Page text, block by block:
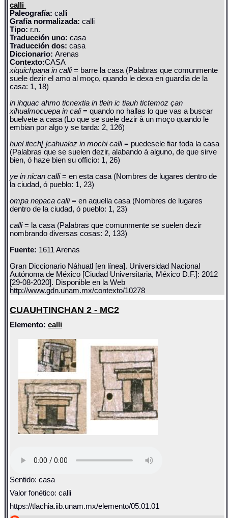
calli
Paleografía: calli
Grafía normalizada: calli
Tipo: r.n.
Traducción uno: casa
Traducción dos: casa
Diccionario:Arenas
Contexto:CASA
xiquichpana in calli= barre la casa (Palabras que comunmente
suele dezir el amo al moço, quando le dexa en guardia de la
casa: 1, 18)
in ihquac ahmo ticnextia in tlein ic tiauh tictemoz çan
xihualmocuepa in cali= quando no hallas lo que vas a buscar
buelvete a casa (Lo que se suele dezir à un moço quando le
embian por algo y se tarda: 2, 126)
huel itech[ ]cahualoz in mochi calli= puedesele fiar toda la casa
(Palabras que se suelen dezir, alabando à alguno, de que sirve
bien, ó haze bien su officio: 1, 26)
ye in nican calli= en esta casa (Nombres de lugares dentro de
la ciudad, ó pueblo: 1, 23)
ompa nepaca calli= en aquella casa (Nombres de lugares
dentro de la ciudad, ó pueblo: 1, 23)
calli= la casa (Palabras que comunmente se suelen dezir
nombrando diversas cosas: 2, 133)
Fuente: 1611 Arenas
Gran Diccionario Náhuatl [en línea]. Universidad Nacional
Autónoma de México [Ciudad Universitaria, México D.F.]: 2012
[29-08-2020]. Disponible en la Web
http://www.gdn.unam.mx/contexto/10278
CUAUHTINCHAN 2 - MC2
Elemento:calli
Sentido: casa
Valor fonético: calli
https://tlachia.iib.unam.mx/elemento/05.01.01